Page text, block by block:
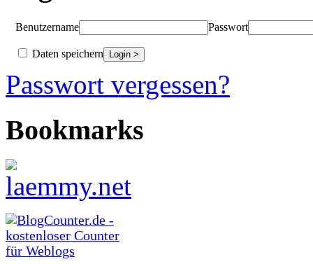
Benutzername Passwort
Daten speichern
Passwort vergessen?
Bookmarks